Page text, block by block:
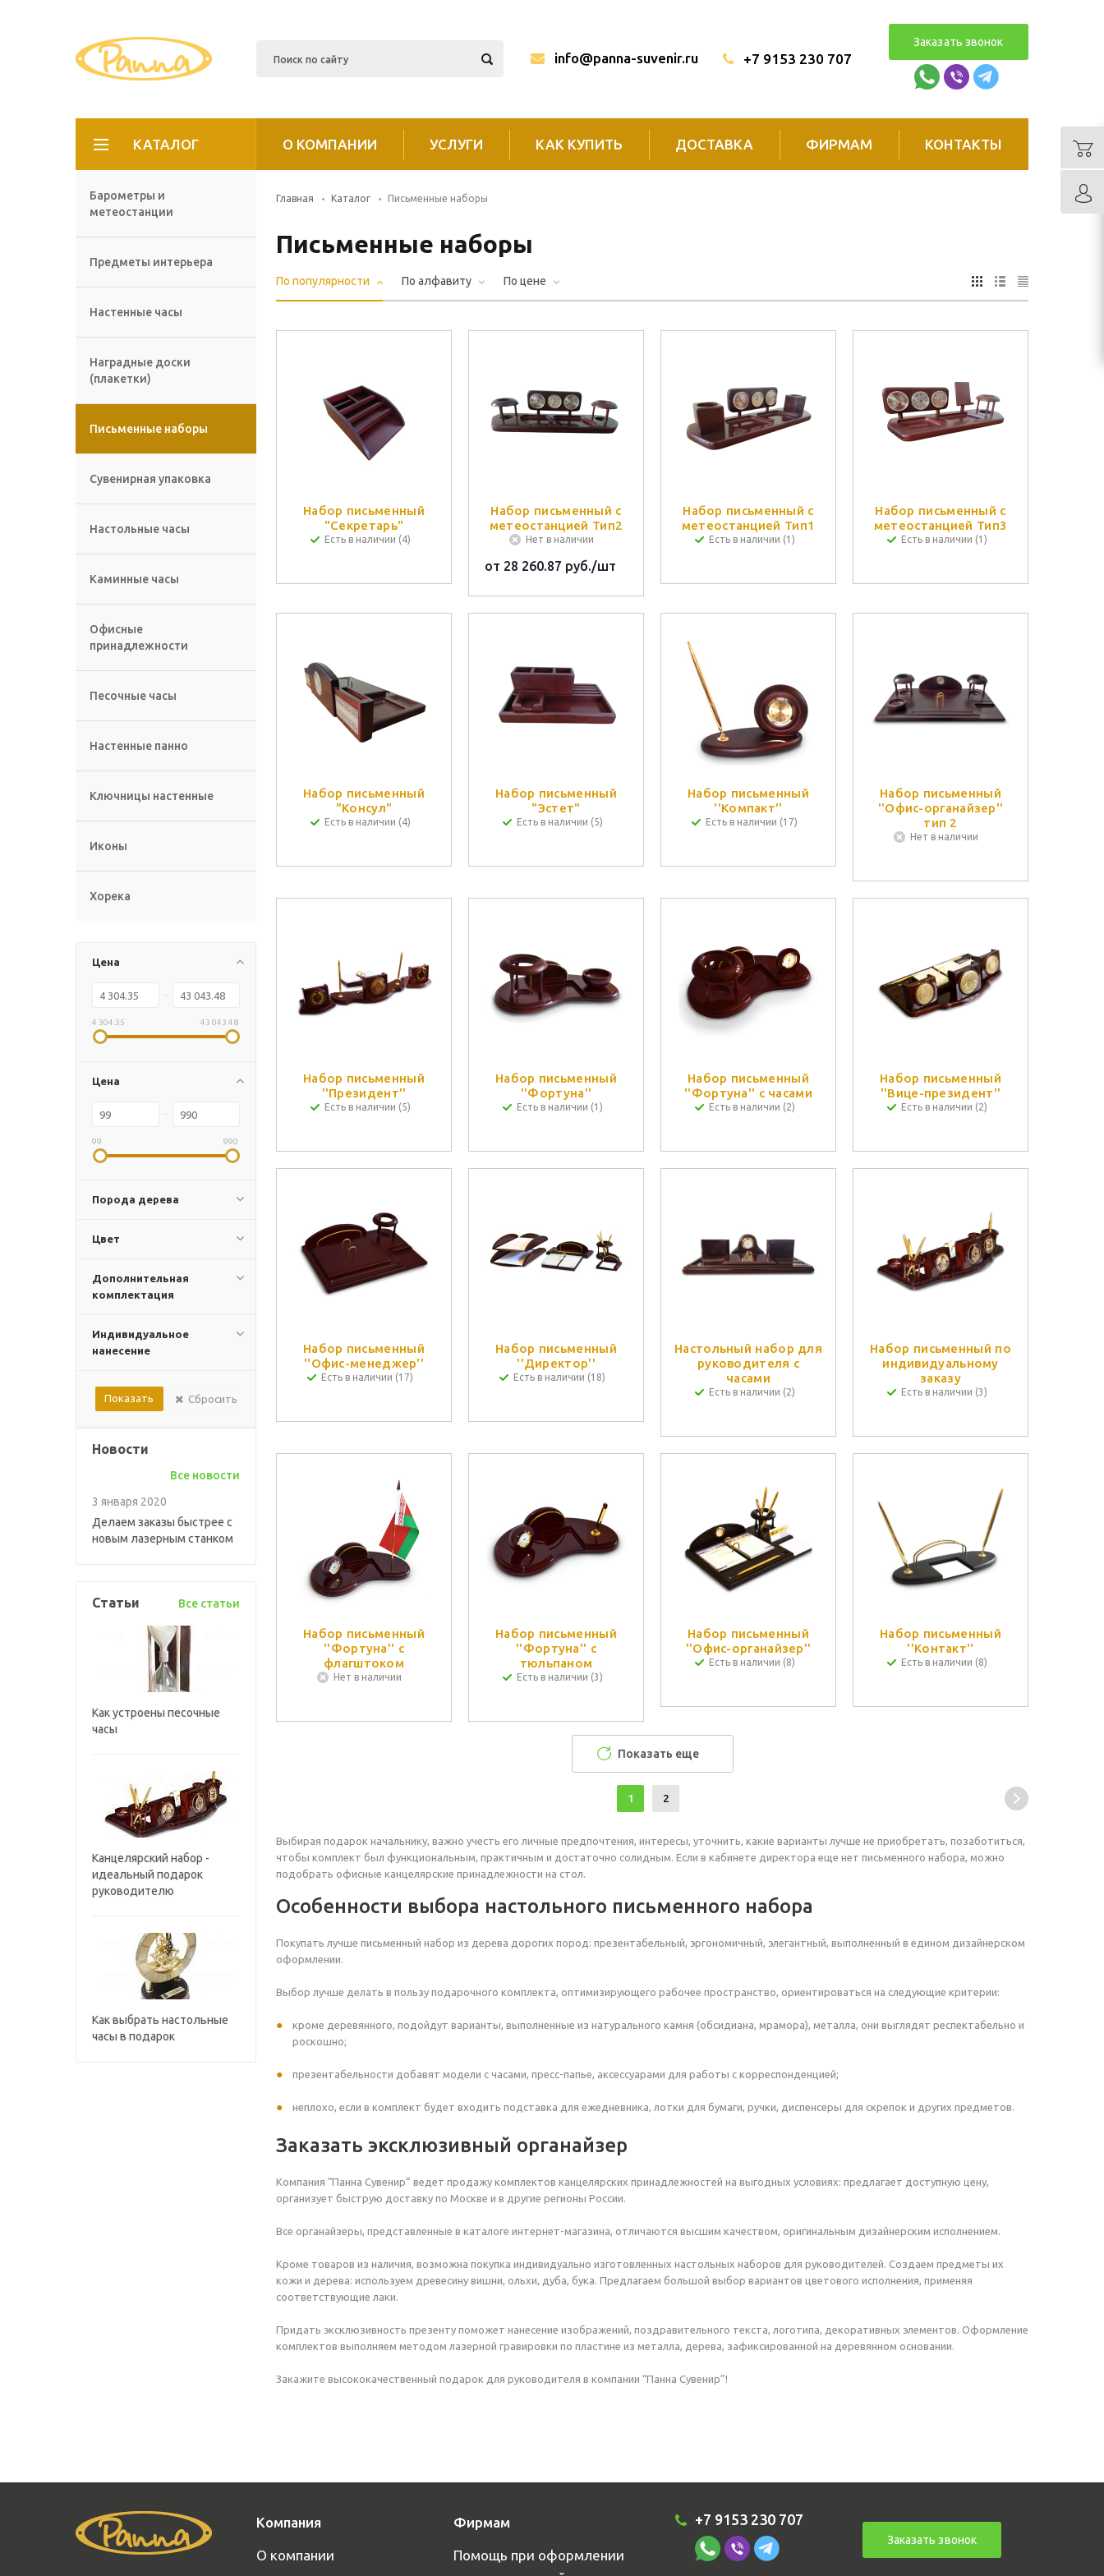
info@panna-suvenir.ru +7 9153 230 707
Заказать звонок
КАТАЛОГ О КОМПАНИИ УСЛУГИ КАК КУПИТЬ ДОСТАВКА ФИРМАМ КОНТАКТЫ
Барометры и
метеостанции
Предметы интерьера
Настенные часы
Наградные доски
(плакетки)
Письменные наборы
Сувенирная упаковка
Настольные часы
Каминные часы
Офисные
принадлежности
Песочные часы
Настенные панно
Ключницы настенные
Иконы
Хорека
Цена
4 304.35 43 043.48
Цена
99 990
Порода дерева
Цвет
Дополнительная
комплектация
Индивидуальное
нанесение
Сбросить
Новости
Все новости
3 января 2020
Делаем заказы быстрее с
новым лазерным станком
Статьи Все статьи
Как устроены песочные
часы
Канцелярский набор -
идеальный подарок
руководителю
Как выбрать настольные
часы в подарок
Главная Каталог Письменные наборы
Письменные наборы
По популярности По алфавиту По цене
Набор письменный
"Секретарь"
Есть в наличии (4)
Набор письменный с
метеостанцией Тип2
Нет в наличии
от 28 260.87 руб./шт
Набор письменный с
метеостанцией Тип1
Есть в наличии (1)
Набор письменный с
метеостанцией Тип3
Есть в наличии (1)
Набор письменный
"Консул"
Есть в наличии (4)
Набор письменный
"Эстет"
Есть в наличии (5)
Набор письменный
''Компакт''
Есть в наличии (17)
Набор письменный
''Офис-органайзер''
тип 2
Нет в наличии
Набор письменный
''Президент''
Есть в наличии (5)
Набор письменный
''Фортуна''
Есть в наличии (1)
Набор письменный
''Фортуна'' с часами
Есть в наличии (2)
Набор письменный
''Вице-президент''
Есть в наличии (2)
Набор письменный
''Офис-менеджер''
Есть в наличии (17)
Набор письменный
''Директор''
Есть в наличии (18)
Настольный набор для
руководителя с
часами
Есть в наличии (2)
Набор письменный по
индивидуальному
заказу
Есть в наличии (3)
Набор письменный
''Фортуна'' с
флагштоком
Нет в наличии
Набор письменный
''Фортуна'' с
тюльпаном
Есть в наличии (3)
Набор письменный
''Офис-органайзер''
Есть в наличии (8)
Набор письменный
''Контакт''
Есть в наличии (8)
Показать еще
1 2
Выбирая подарок начальнику, важно учесть его личные предпочтения, интересы, уточнить, какие варианты лучше не приобретать, позаботиться,
чтобы комплект был функциональным, практичным и достаточно солидным. Если в кабинете директора еще нет письменного набора, можно
подобрать офисные канцелярские принадлежности на стол.
Особенности выбора настольного письменного набора
Покупать лучше письменный набор из дерева дорогих пород: презентабельный, эргономичный, элегантный, выполненный в едином дизайнерском
оформлении.
Выбор лучше делать в пользу подарочного комплекта, оптимизирующего рабочее пространство, ориентироваться на следующие критерии:
кроме деревянного, подойдут варианты, выполненные из натурального камня (обсидиана, мрамора), металла, они выглядят респектабельно и
роскошно;
презентабельности добавят модели с часами, пресс-папье, аксессуарами для работы с корреспонденцией;
неплохо, если в комплект будет входить подставка для ежедневника, лотки для бумаги, ручки, диспенсеры для скрепок и других предметов.
Заказать эксклюзивный органайзер
Компания “Панна Сувенир” ведет продажу комплектов канцелярских принадлежностей на выгодных условиях: предлагает доступную цену,
организует быструю доставку по Москве и в другие регионы России.
Все органайзеры, представленные в каталоге интернет-магазина, отличаются высшим качеством, оригинальным дизайнерским исполнением.
Кроме товаров из наличия, возможна покупка индивидуально изготовленных настольных наборов для руководителей. Создаем предметы их
кожи и дерева: используем древесину вишни, ольхи, дуба, бука. Предлагаем большой выбор вариантов цветового исполнения, применяя
соответствующие лаки.
Придать эксклюзивность презенту поможет нанесение изображений, поздравительного текста, логотипа, декоративных элементов. Оформление
комплектов выполняем методом лазерной гравировки по пластине из металла, дерева, зафиксированной на деревянном основании.
Закажите высококачественный подарок для руководителя в компании “Панна Сувенир”!
Компания Фирмам
О компании
Помощь при оформлении
+7 9153 230 707
Заказать звонок